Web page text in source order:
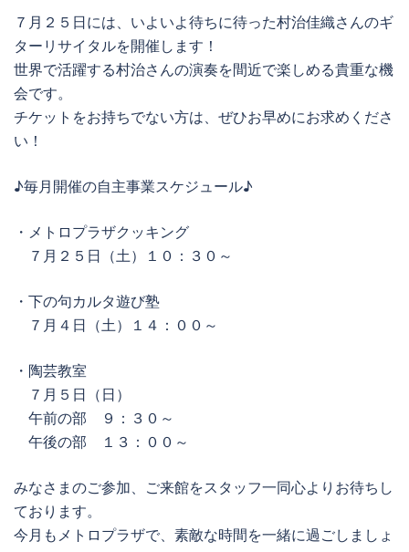
７月２５日には、いよいよ待ちに待った村治佳織さんのギ
ターリサイタルを開催します！
世界で活躍する村治さんの演奏を間近で楽しめる貴重な機
会です。
チケットをお持ちでない方は、ぜひお早めにお求めくださ
い！
♪毎月開催の自主事業スケジュール♪
・メトロプラザクッキング
７月２５日（土）１０：３０～
・下の句カルタ遊び塾
７月４日（土）１４：００～
・陶芸教室
７月５日（日）
午前の部 ９：３０～
午後の部 １３：００～
みなさまのご参加、ご来館をスタッフ一同心よりお待ちし
ております。
今月もメトロプラザで、素敵な時間を一緒に過ごしましょ